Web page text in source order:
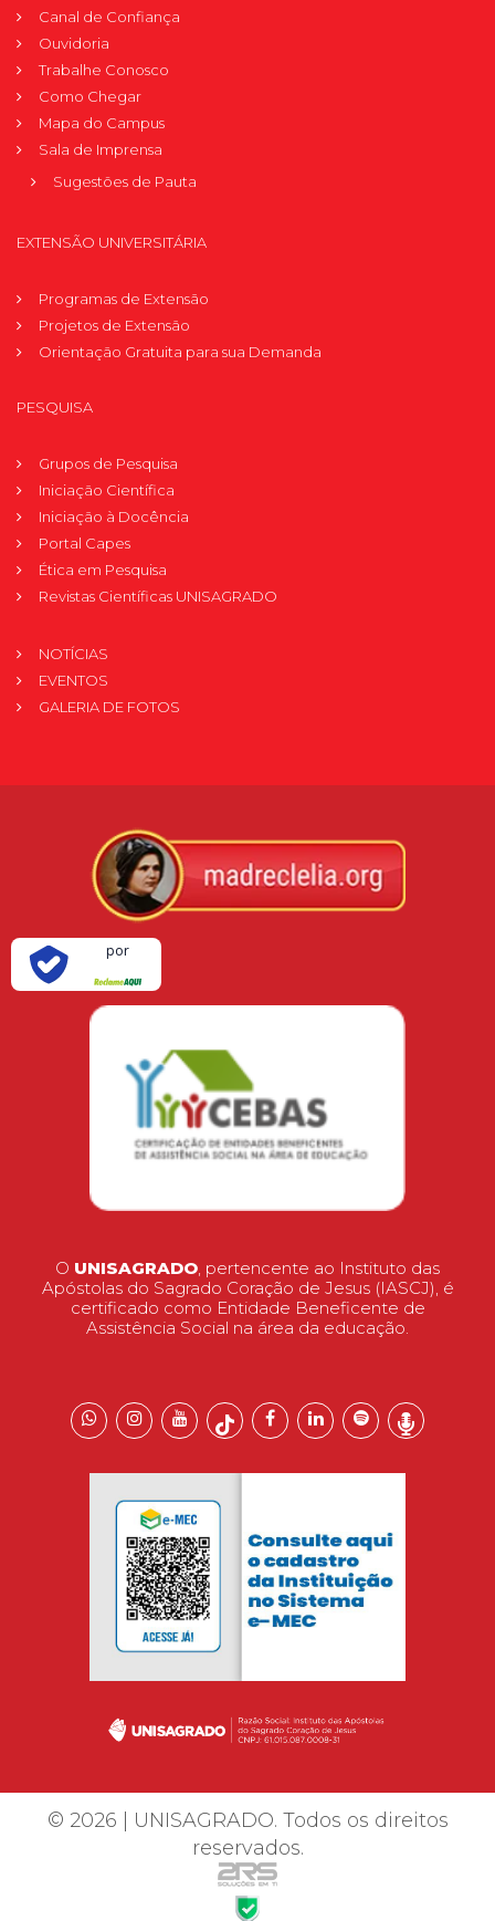
Canal de Confiança
Ouvidoria
Trabalhe Conosco
Como Chegar
Mapa do Campus
Sala de Imprensa
Sugestões de Pauta
EXTENSÃO UNIVERSITÁRIA
Programas de Extensão
Projetos de Extensão
Orientação Gratuita para sua Demanda
PESQUISA
Grupos de Pesquisa
Iniciação Científica
Iniciação à Docência
Portal Capes
Ética em Pesquisa
Revistas Científicas UNISAGRADO
NOTÍCIAS
EVENTOS
GALERIA DE FOTOS
por
O UNISAGRADO, pertencente ao Instituto das
Apóstolas do Sagrado Coração de Jesus (IASCJ), é
certificado como Entidade Beneficente de
Assistência Social na área da educação.
© 2026 | UNISAGRADO. Todos os direitos
reservados.